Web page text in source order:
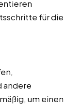
für die
andere
um einen